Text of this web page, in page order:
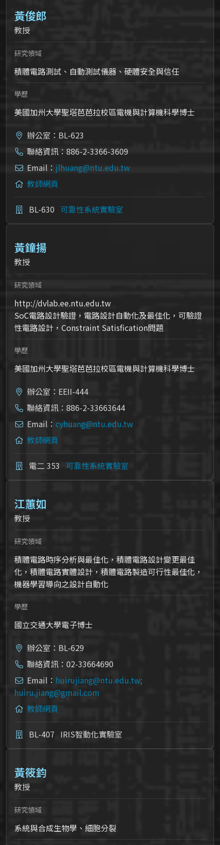
黃俊郎
教授
研究領域
積體電路測試、自動測試儀器、硬體安全與信任
學歷
美國加州大學聖塔芭芭拉校區電機與計算機科學博士
辦公室：BL-623
聯絡資訊：886-2-3366-3609
Email： jlhuang@ntu.edu.tw
教師網頁
BL-630 可靠性系統實驗室
黃鐘揚
教授
研究領域
http://dvlab.ee.ntu.edu.tw
SoC電路設計驗證，電路設計自動化及最佳化，可驗證
性電路設計，Constraint Satisfication問題
學歷
美國加州大學聖塔芭芭拉校區電機與計算機科學博士
辦公室：EEII-444
聯絡資訊：886-2-33663644
Email： cyhuang@ntu.edu.tw
教師網頁
電二 353 可靠性系統實驗室
江蕙如
教授
研究領域
積體電路時序分析與最佳化，積體電路設計變更最佳
化，積體電路實體設計，積體電路製造可行性最佳化，
機器學習導向之設計自動化
學歷
國立交通大學電子博士
辦公室：BL-629
聯絡資訊：02-33664690
Email： huirujiang@ntu.edu.tw;
huiru.jiang@gmail.com
教師網頁
BL-407 IRIS智動化實驗室
黃筱鈞
教授
研究領域
系統與合成生物學、細胞分裂